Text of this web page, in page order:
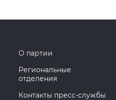
О партии
Региональные
отделения
Контакты пресс-службы